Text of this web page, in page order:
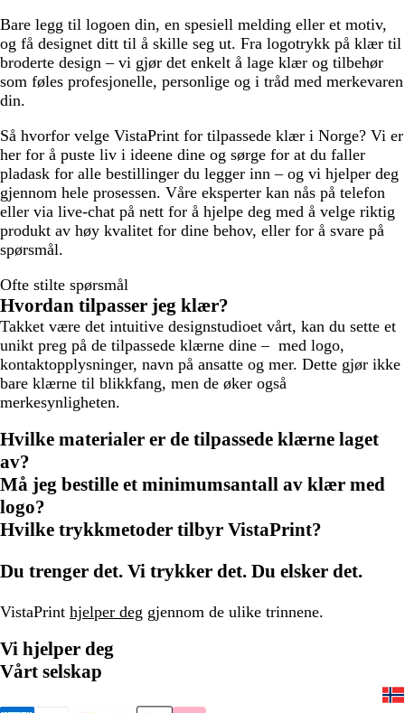
Bare legg til logoen din, en spesiell melding eller et motiv,
og få designet ditt til å skille seg ut. Fra logotrykk på klær til
broderte design – vi gjør det enkelt å lage klær og tilbehør
som føles profesjonelle, personlige og i tråd med merkevaren
din.
Så hvorfor velge VistaPrint for tilpassede klær i Norge? Vi er
her for å puste liv i ideene dine og sørge for at du faller
pladask for alle bestillinger du legger inn – og vi hjelper deg
gjennom hele prosessen. Våre eksperter kan nås på telefon
eller via live-chat på nett for å hjelpe deg med å velge riktig
produkt av høy kvalitet for dine behov, eller for å svare på
spørsmål.
Ofte stilte spørsmål
Hvordan tilpasser jeg klær?
Takket være det intuitive designstudioet vårt, kan du sette et
unikt preg på de tilpassede klærne dine – med logo,
kontaktopplysninger, navn på ansatte og mer. Dette gjør ikke
bare klærne til blikkfang, men de øker også
merkesynligheten.
Hvilke materialer er de tilpassede klærne laget
av?
Må jeg bestille et minimumsantall av klær med
logo?
Hvilke trykkmetoder tilbyr VistaPrint?
Du trenger det. Vi trykker det. Du elsker det.
VistaPrint hjelper deg gjennom de ulike trinnene.
Vi hjelper deg
Vårt selskap